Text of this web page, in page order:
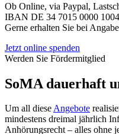
Ob Online, via Paypal,
IBAN DE 34 7015 0000
Gerne erhalten Sie bei
Jetzt online spenden
Werden Sie Fördermitglied
SoMA dauerhaft
Um all dieseAngebote
mindestens dreimal jährlich
Anhörungsrecht – alles ohne